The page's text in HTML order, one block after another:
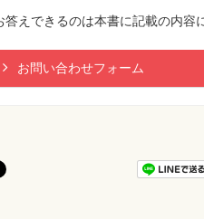
えできるのは本書に記載の内容
お問い合わせフォーム